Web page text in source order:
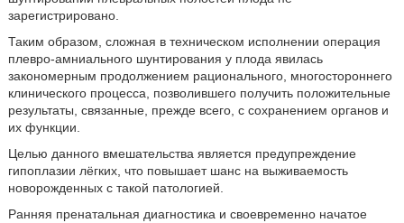
зарегистрировано.
Таким образом, сложная в техническом исполнении операция
плевро-амниального шунтирования у плода явилась
закономерным продолжением рационального, многостороннего
клинического процесса, позволившего получить положительные
результаты, связанные, прежде всего, с сохранением органов и
их функции.
Целью данного вмешательства является предупреждение
гипоплазии лёгких, что повышает шанс на выживаемость
новорожденных с такой патологией.
Ранняя пренатальная диагностика и своевременно начатое